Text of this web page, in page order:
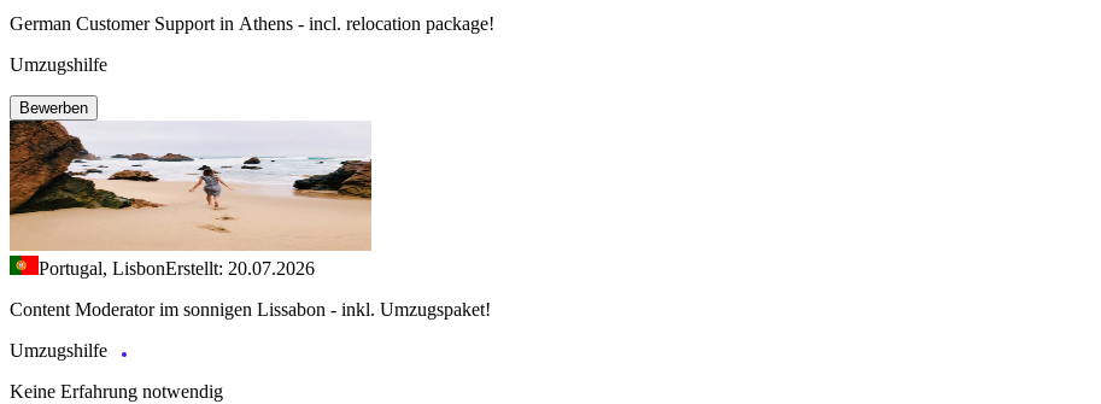
German Customer Support in Athens - incl. relocation package!
Umzugshilfe
Bewerben
Portugal, LisbonErstellt: 20.07.2026
Content Moderator im sonnigen Lissabon - inkl. Umzugspaket!
Umzugshilfe
Keine Erfahrung notwendig